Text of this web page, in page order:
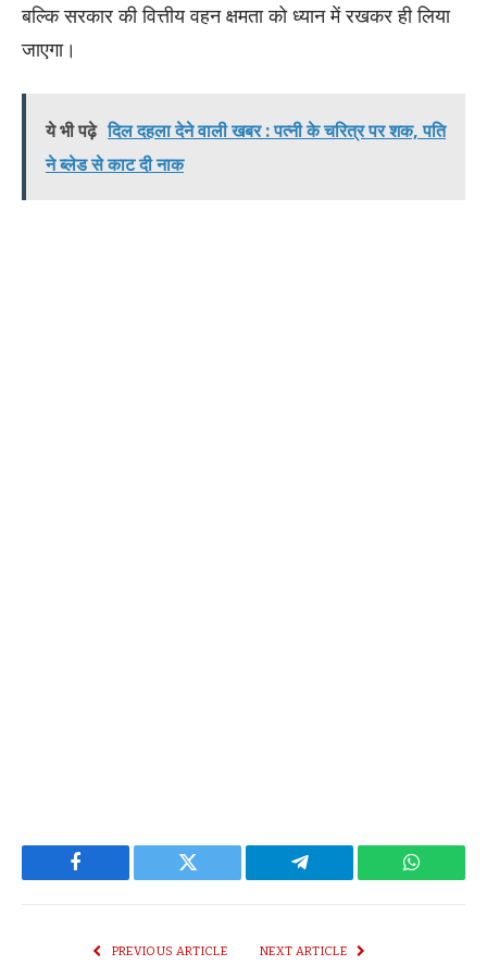
बल्कि सरकार की वित्तीय वहन क्षमता को ध्यान में रखकर ही लिया
जाएगा।
ये भी पढ़े दिल दहला देने वाली खबर : पत्नी के चरित्र पर शक, पति
ने ब्लेड से काट दी नाक
Facebook Twitter Telegram
PREVIOUS ARTICLE NEXT ARTICLE